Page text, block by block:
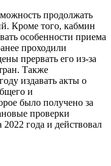
продолжать
Кроме того, кабмин
особенности приема
проходили
прервать его из-за
Также
издавать акты о
и
было получено за
проверки
года и действовал